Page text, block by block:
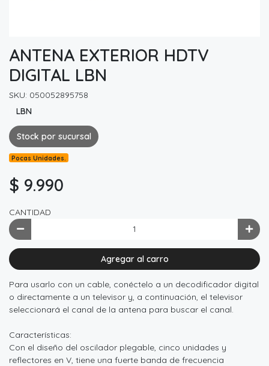
ANTENA EXTERIOR HDTV
DIGITAL LBN
SKU: 050052895758
LBN
Stock por sucursal
Pocas Unidades.
$ 9.990
CANTIDAD
Agregar al carro
Para usarlo con un cable, conéctelo a un decodificador digital
o directamente a un televisor y, a continuación, el televisor
seleccionará el canal de la antena para buscar el canal.
Características:
Con el diseño del oscilador plegable, cinco unidades y
reflectores en V, tiene una fuerte banda de frecuencia